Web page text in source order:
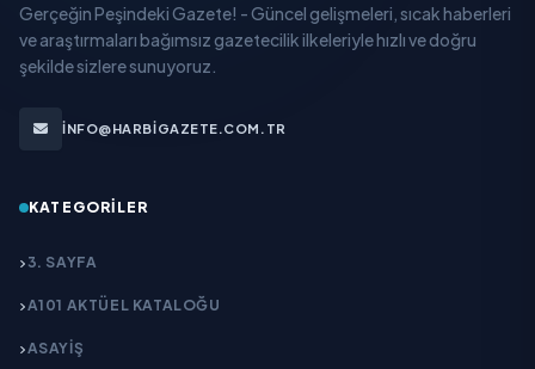
Gerçeğin Peşindeki Gazete! - Güncel gelişmeleri, sıcak haberleri
ve araştırmaları bağımsız gazetecilik ilkeleriyle hızlı ve doğru
şekilde sizlere sunuyoruz.
INFO@HARBIGAZETE.COM.TR
KATEGORILER
3. SAYFA
A101 AKTÜEL KATALOĞU
ASAYİŞ